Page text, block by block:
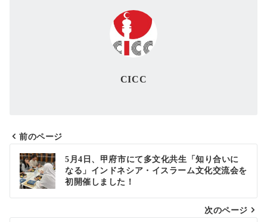
CICC
投
稿
ナ
ビ
前のページ
5月4日、甲府市にて多文化共生「知り合いに
なる」インドネシア・イスラーム文化交流会を
初開催しました！
次のページ